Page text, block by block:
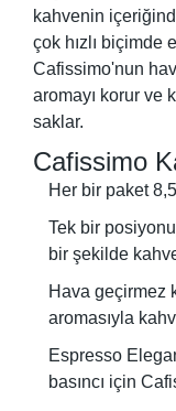
kahvenin
çok hızlı biçimde
Cafissimo'nun
aromayı korur ve
saklar.
Cafissimo
Her bir paket
Tek bir
bir şekilde
Hava geçirmez
aromasıyla
Espresso
basıncı için